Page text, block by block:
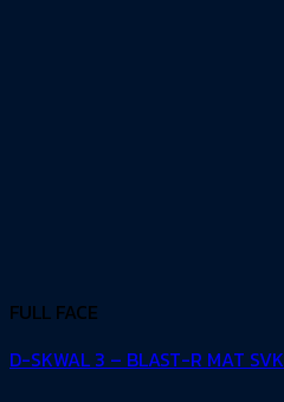
FULL FACE
D-SKWAL 3 – BLAST-R MAT SVK